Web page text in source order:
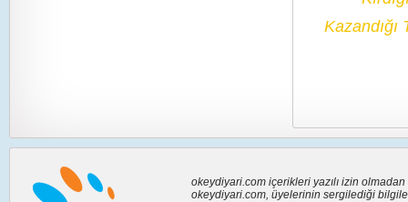
Kazandığı
okeydiyari.com içerikleri yazılı izin
okeydiyari.com, üyelerinin sergilediği